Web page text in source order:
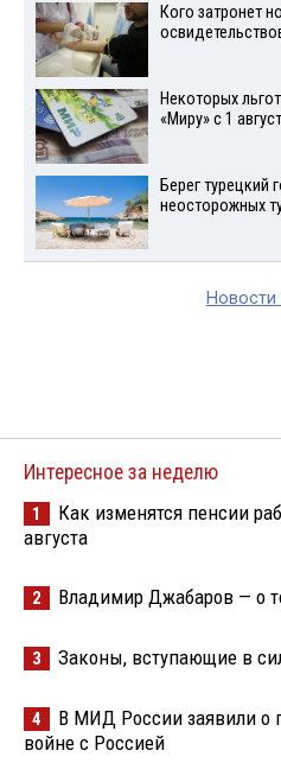
Кого затронет
Некоторых
«Миру» с 1
Берег турецкий
неосторожных
Интересное за неделю
1
Как изменятся пенсии
августа
2 Владимир Джабаров — о
3 Законы, вступающие в
4
В МИД России заявили о
войне с Россией